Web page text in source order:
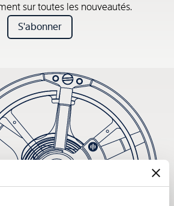
sur toutes les nouveautés.
S'abonner